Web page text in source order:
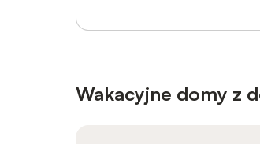
Wakacyjne domy z